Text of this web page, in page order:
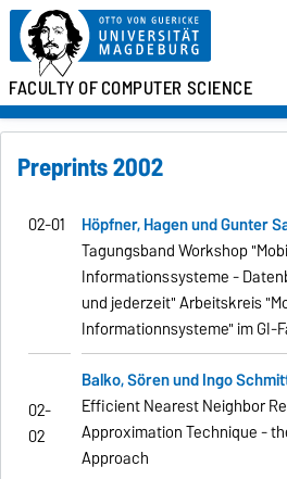
FACULTY OFCOMPUTER SCIENCE
Preprints 2002
02-01
Höpfner, Hagen und Gunter
Tagungsband Workshop
Informationssysteme -
und jederzeit" Arbeitskreis
Informationnsysteme" im GI-
02-
02
Balko, Sören und Ingo
Efficient Nearest Neighbor
ApproximationTechnique -
Approach